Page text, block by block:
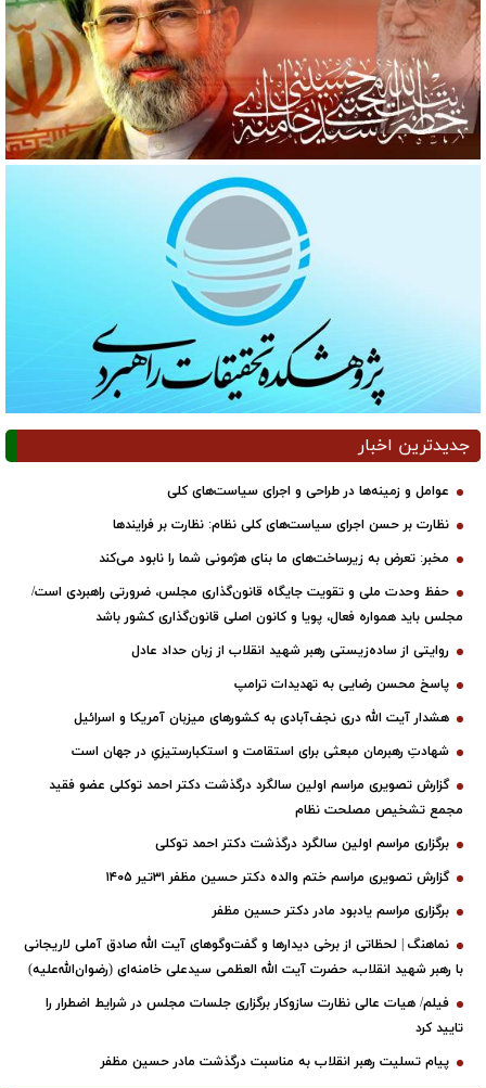
جدیدترین اخبار
عوامل و زمینه‌ها در طراحی و اجرای سیاست‌های کلی
نظارت بر حسن اجرای سیاست‌های کلی نظام: نظارت بر فرایندها
مخبر: تعرض به زیرساخت‌های ما بنای هژمونی شما را نابود می‌کند
حفظ وحدت ملی و تقویت جایگاه قانون‌گذاری مجلس، ضرورتی راهبردی است/
مجلس باید همواره فعال، پویا و کانون اصلی قانون‌گذاری کشور باشد
روایتی از ساده‌زیستی رهبر شهید انقلاب از زبان حداد عادل
پاسخ محسن رضایی به تهدیدات ترامپ
هشدار آیت الله دری نجف‌آبادی به کشورهای میزبان آمریکا و اسرائیل
شهادتِ رهبرمان مبعثی برای استقامت و استکبارستیزیِ در جهان است
گزارش تصویری مراسم اولین سالگرد درگذشت دکتر احمد توکلی عضو فقید
مجمع تشخیص مصلحت نظام
برگزاری مراسم اولین سالگرد درگذشت دکتر احمد توکلی
گزارش تصویری مراسم ختم والده دکتر حسین مظفر ۳۱تیر ۱۴۰۵
برگزاری مراسم یادبود مادر دکتر حسین مظفر
نماهنگ | لحظاتی از برخی دیدارها و گفت‌وگوهای آیت ‌الله صادق آملی لاریجانی
با رهبر شهید انقلاب، حضرت آیت‌ الله العظمی سیدعلی خامنه‌ای (رضوان‌الله‌علیه)
فیلم/ هیات عالی نظارت سازوکار برگزاری جلسات مجلس در شرایط اضطرار را
تایید کرد
پیام تسلیت رهبر انقلاب به مناسبت درگذشت مادر حسین مظفر